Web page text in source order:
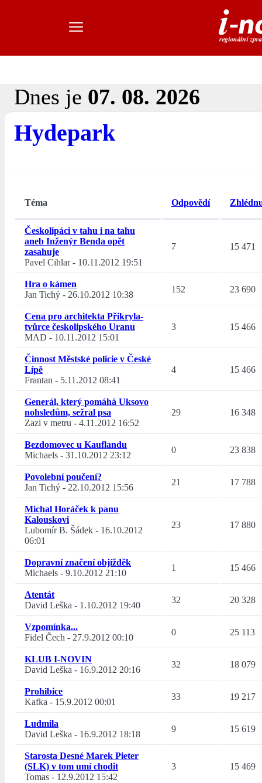
Dnes je 07. 08. 2026
Hydepark
Téma Odpovědí
Českolipáci v tahu i na tahu
aneb Inženýr Benda opět
zasahuje
Pavel Cihlar- 10.11.2012 19:51
7 15 471
Hra o kámen
Jan Tichý - 26.10.2012 10:38
152 23 690
Cena pro architekta Přikryla-
tvůrce českolipského Uranu
MAD - 10.11.2012 15:01
3 15 466
Činnost Městské policie v České
Lípě
Frantan - 5.11.2012 08:41
4 15 466
Generál, který pomáhá Uksovo
nohsledům, sežral psa
Zazi v metru - 4.11.2012 16:52
29 16 348
Bezdomovec u Kauflandu
Michaels - 31.10.2012 23:12
0 23 838
Povolební poučení?
Jan Tichý - 22.10.2012 15:56
21 17 788
Michal Horáček k panu
Kalouskovi
Lubomír B. Šádek - 16.10.2012
06:01
23 17 880
Dopravní značení objížděk
Michaels - 9.10.2012 21:10
1 15 466
Atentát
David Leška - 1.10.2012 19:40
32 20 328
Vzpomínka...
Fidel Čech - 27.9.2012 00:10
0 25 113
KLUB I-NOVIN
David Leška - 16.9.2012 20:16
32 18 079
Prohibice
Kafka - 15.9.2012 00:01
33 19 217
Ludmila
David Leška - 16.9.2012 18:18
9 15 619
Starosta Desné Marek Pieter
(SLK) v tom umí chodit
Tomas - 12.9.2012 15:42
3 15 469